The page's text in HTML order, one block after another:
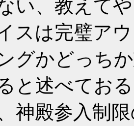
い、教えて
スは完璧ア
グかどっち
と述べてお
神殿参入制